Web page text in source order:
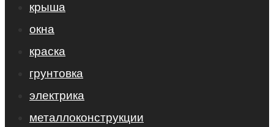
крыша
окна
краска
грунтовка
электрика
металлоконструкции